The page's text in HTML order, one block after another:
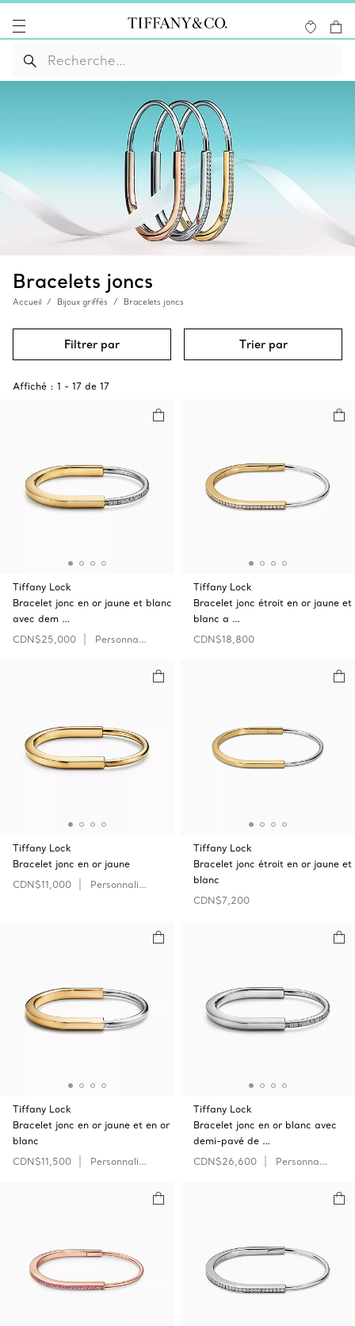
Bracelets joncs
Accueil Bijoux griffés Bracelets joncs
Filtrer par Trier par
Affiché : 1 - 17 de 17
Tiffany Lock
Bracelet jonc en or jaune et blanc
avec dem …
CDN$25,000
Personnaliser
Tiffany Lock
Bracelet jonc étroit en or jaune et
blanc a …
CDN$18,800
Tiffany Lock
Bracelet jonc en or jaune
CDN$11,000
Personnaliser
Tiffany Lock
Bracelet jonc étroit en or jaune et
blanc
CDN$7,200
Tiffany Lock
Bracelet jonc en or jaune et en or
blanc
CDN$11,500
Personnaliser
Tiffany Lock
Bracelet jonc en or blanc avec
demi-pavé de …
CDN$26,600
Personnaliser